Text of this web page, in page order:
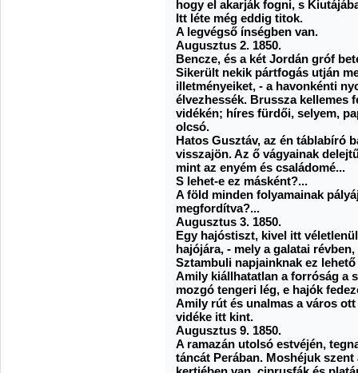
hogy el akarják fogni, s
Itt léte még eddig titok.
A legvégső ínségben van.
Augusztus 2. 1850.
Bencze, és a két Jordán gróf
Sikerült nekik pártfogás utján
illetményeiket, - a havonkénti
élvezhessék. Brussza kellemes
vidékén; híres fürdői, selyem,
olcsó.
Hatos Gusztáv, az én táblabíró
visszajön. Az ő vágyainak
mint az enyém és családomé...
S lehet-e ez másként?...
A föld minden folyamainak
megfordítva?...
Augusztus 3. 1850.
Egy hajóstiszt, kivel itt
hajójára, - mely a galatai
Sztambuli napjainknak ez
Amily kiállhatatlan a forróság a
mozgó tengeri lég, e hajók
Amily rút és unalmas a város
vidéke itt kint.
Augusztus 9. 1850.
A ramazán utolsó estvéjén,
táncát Perában. Moshéjuk